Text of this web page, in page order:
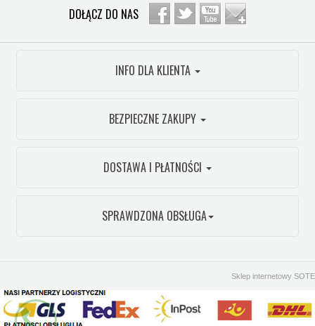
DOŁĄCZ DO NAS
INFO DLA KLIENTA
BEZPIECZNE ZAKUPY
DOSTAWA I PŁATNOŚCI
SPRAWDZONA OBSŁUGA
Sklep internetowy SOTE